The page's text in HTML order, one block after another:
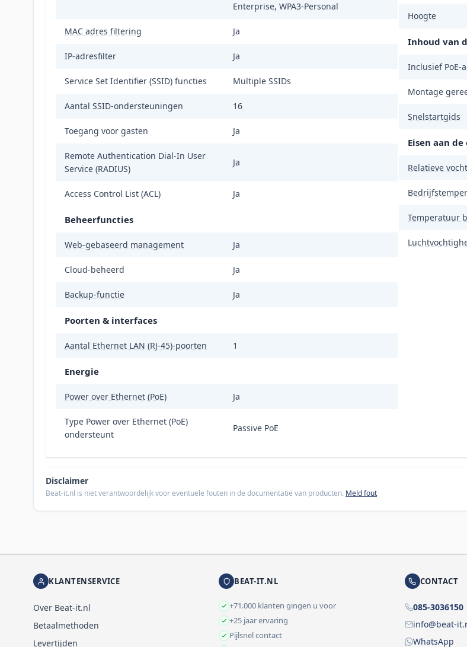
Enterprise, WPA3-Personal
MAC adres filtering Ja
IP-adresfilter Ja
Service Set Identifier (SSID) functies Multiple SSIDs
Aantal SSID-ondersteuningen 16
Toegang voor gasten Ja
Remote Authentication Dial-In User
Service (RADIUS)
Ja
Access Control List (ACL) Ja
Beheerfuncties
Web-gebaseerd management Ja
Cloud-beheerd Ja
Backup-functie Ja
Poorten & interfaces
Aantal Ethernet LAN (RJ-45)-poorten 1
Energie
Power over Ethernet (PoE) Ja
Type Power over Ethernet (PoE)
ondersteunt
Passive PoE
Hoogte
Inhoud van
Inclusief PoE-
Montage
Snelstartgids
Eisen aan
Relatieve
Temperatuur
Disclaimer
Beat-it.nl is niet verantwoordelijk voor eventuele fouten in de documentatie van producten. Meld fout
KLANTENSERVICE
Over Beat-it.nl
Betaalmethoden
Levertijden
BEAT-IT.NL
+71.000 klanten gingen u voor
+25 jaar ervaring
Pijlsnel contact
CONTACT
085-3036150
info@beat-
WhatsApp